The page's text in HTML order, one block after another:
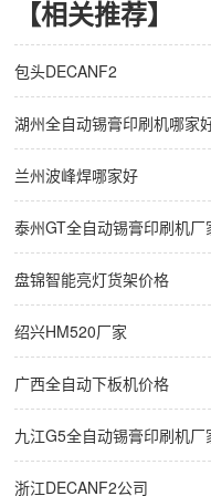
【相关推荐】
包头DECANF2
湖州全自动锡膏印刷机哪家
兰州波峰焊哪家好
泰州GT全自动锡膏印刷机厂
盘锦智能亮灯货架价格
绍兴HM520厂家
广西全自动下板机价格
九江G5全自动锡膏印刷机厂
浙江DECANF2公司